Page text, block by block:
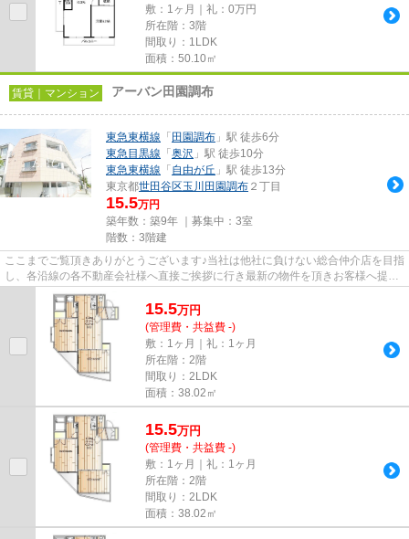
敷：1ヶ月｜礼：0万円
所在階：3階
間取り：1LDK
面積：50.10㎡
賃貸｜マンション アーバン田園調布
東急東横線 「 田園調布 」駅 徒歩6分
東急目黒線 「 奥沢 」駅 徒歩10分
東急東横線 「 自由が丘 」駅 徒歩13分
東京都世田谷区玉川田園調布 ２丁目
15.5万円
築年数：築9年 ｜募集中： 3室
階数：3階建
ここまでご覧頂きありがとうございます♪当社は他社に負けない総合仲介店を目指
し、各沿線の各不動産会社様へ直接ご挨拶に行き最新の物件を頂きお客様へ提供
しております！最新の情報は...
15.5万円
(管理費・共益費 -)
敷：1ヶ月｜礼：1ヶ月
所在階：2階
間取り：2LDK
面積：38.02㎡
15.5万円
(管理費・共益費 -)
敷：1ヶ月｜礼：1ヶ月
所在階：2階
間取り：2LDK
面積：38.02㎡